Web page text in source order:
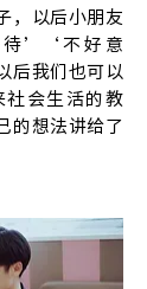
，以后小朋友
待’‘不好意
后我们也可以
社会生活的教
的想法讲给了